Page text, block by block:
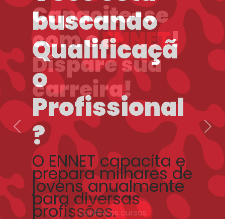
Capacite-se
com oENNET!
Dispare sua
carreira!
Conheça os cursos
profissionalizantes para as
áreas que mais empregam no
Brasil.
Confira os cursos
Previous Next